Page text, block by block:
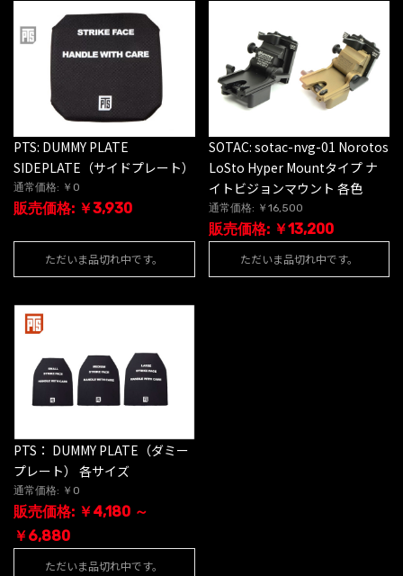
PTS: DUMMY PLATE
SIDEPLATE（サイドプレート）
通常価格: ￥0
販売価格: ￥3,930
ただいま品切れ中です。
SOTAC: sotac-nvg-01 Norotos
LoSto Hyper Mountタイプ ナ
イトビジョンマウント 各色
通常価格: ￥16,500
販売価格: ￥13,200
ただいま品切れ中です。
PTS： DUMMY PLATE（ダミー
プレート） 各サイズ
通常価格: ￥0
販売価格: ￥4,180 ～
￥6,880
ただいま品切れ中です。